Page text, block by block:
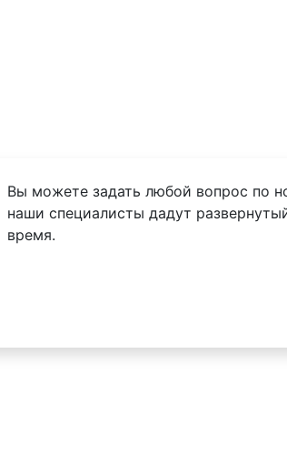
Вы можете задать любой вопрос по
наши специалисты дадут
время.